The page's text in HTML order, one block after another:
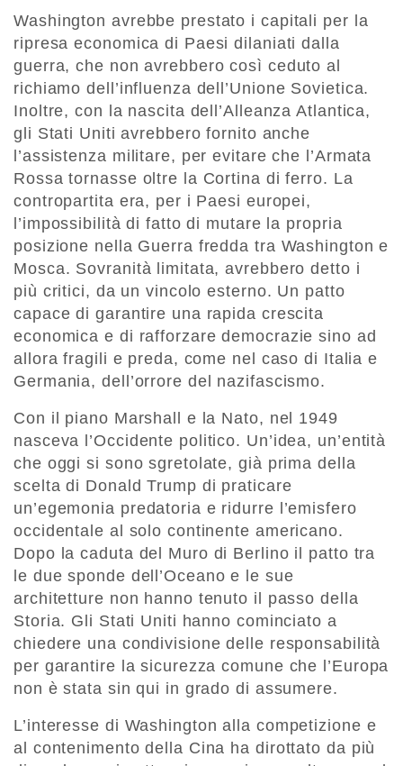
Washington avrebbe prestato i capitali per la
ripresa economica di Paesi dilaniati dalla
guerra, che non avrebbero così ceduto al
richiamo dell’influenza dell’Unione Sovietica.
Inoltre, con la nascita dell’Alleanza Atlantica,
gli Stati Uniti avrebbero fornito anche
l’assistenza militare, per evitare che l’Armata
Rossa tornasse oltre la Cortina di ferro. La
contropartita era, per i Paesi europei,
l’impossibilità di fatto di mutare la propria
posizione nella Guerra fredda tra Washington e
Mosca. Sovranità limitata, avrebbero detto i
più critici, da un vincolo esterno. Un patto
capace di garantire una rapida crescita
economica e di rafforzare democrazie sino ad
allora fragili e preda, come nel caso di Italia e
Germania, dell’orrore del nazifascismo.
Con il piano Marshall e la Nato, nel 1949
nasceva l’Occidente politico. Un’idea, un’entità
che oggi si sono sgretolate, già prima della
scelta di Donald Trump di praticare
un’egemonia predatoria e ridurre l’emisfero
occidentale al solo continente americano.
Dopo la caduta del Muro di Berlino il patto tra
le due sponde dell’Oceano e le sue
architetture non hanno tenuto il passo della
Storia. Gli Stati Uniti hanno cominciato a
chiedere una condivisione delle responsabilità
per garantire la sicurezza comune che l’Europa
non è stata sin qui in grado di assumere.
L’interesse di Washington alla competizione e
al contenimento della Cina ha dirottato da più